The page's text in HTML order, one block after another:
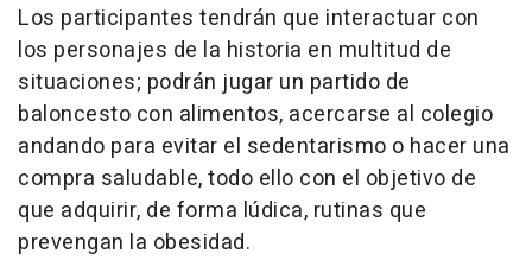
Los participantes tendrán que interactuar con
los personajes de la historia en multitud de
situaciones; podrán jugar un partido de
baloncesto con alimentos, acercarse al colegio
andando para evitar el sedentarismo o hacer una
compra saludable, todo ello con el objetivo de
que adquirir, de forma lúdica, rutinas que
prevengan la obesidad.